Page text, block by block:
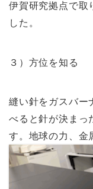
伊賀研究拠点で取
した。
３）方位を知る
縫い針をガスバー
べると針が決まっ
す。地球の力、金